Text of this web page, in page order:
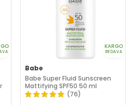
KARGO
BEDAVA
Babe
Babe Super Fluid Sunscreen
Mattifying SPF50 50 ml
(76)